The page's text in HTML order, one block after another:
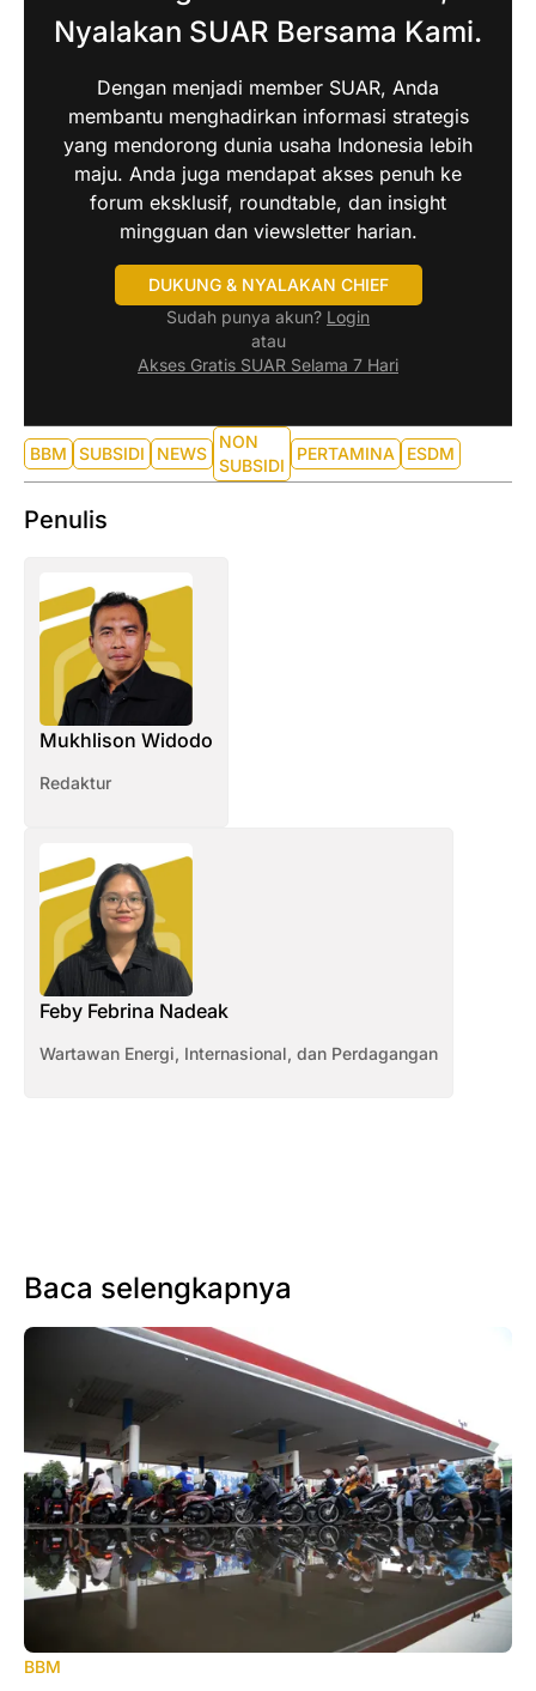
Nyalakan SUAR Bersama Kami.
Dengan menjadi member SUAR, Anda
membantu menghadirkan informasi strategis
yang mendorong dunia usaha Indonesia lebih
maju. Anda juga mendapat akses penuh ke
forum eksklusif, roundtable, dan insight
mingguan dan viewsletter harian.
DUKUNG & NYALAKAN CHIEF
Sudah punya akun? Login
atau
Akses Gratis SUAR Selama 7 Hari
BBM SUBSIDI NEWS
NON
SUBSIDI
PERTAMINA ESDM
Penulis
Mukhlison Widodo
Redaktur
Feby Febrina Nadeak
Wartawan Energi, Internasional, dan Perdagangan
Baca selengkapnya
BBM